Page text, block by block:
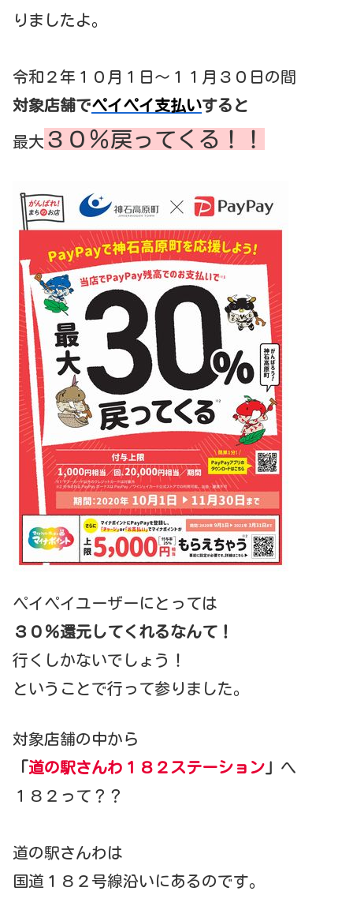
りましたよ。
令和２年１０月１日～１１月３０日の間
対象店舗でペイペイ支払いすると
最大 ３０％戻ってくる！！
ペイペイユーザーにとっては
３０％還元してくれるなんて！
行くしかないでしょう！
ということで行って参りました。
対象店舗の中から
道の駅さんわ１８２ステーション
へ
１８２って？？
道の駅さんわは
国道１８２号線沿いにあるのです。